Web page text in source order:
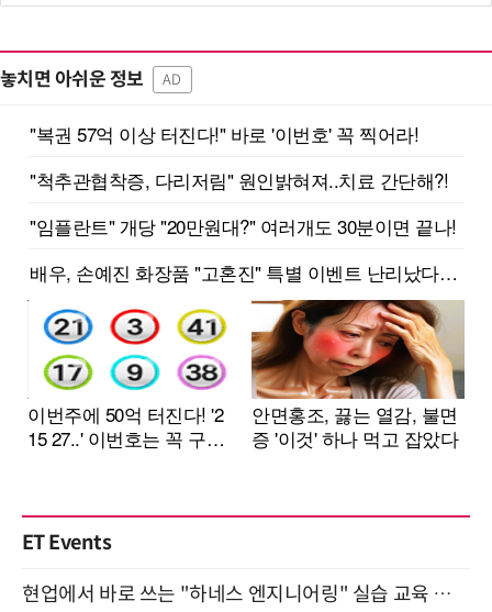
놓치면 아쉬운 정보 AD
ET Events
현업에서 바로 쓰는 "하네스 엔지니어링" 실습 교육 워크숍 8월 20일 개최